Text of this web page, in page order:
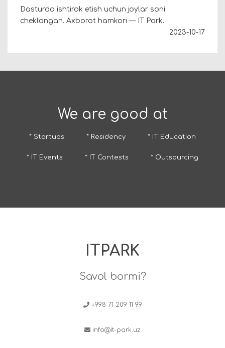
Dasturda ishtirok etish uchun joylar soni
cheklangan. Axborot hamkori — IT Park.
2023-10-17
We are good at
* Startups * Residency * IT Education
* IT Events * IT Contests * Outsourcing
ITPARK
Savol bormi?
+998 71 209 11 99
info@it-park.uz